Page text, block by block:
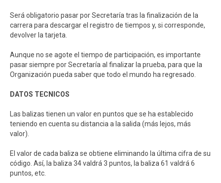
Será obligatorio pasar por Secretaría tras la finalización de la
carrera para descargar el registro de tiempos y, si corresponde,
devolver la tarjeta.
Aunque no se agote el tiempo de participación, es importante
pasar siempre por Secretaría al finalizar la prueba, para que la
Organización pueda saber que todo el mundo ha regresado.
DATOS TECNICOS
Las balizas tienen un valor en puntos que se ha establecido
teniendo en cuenta su distancia a la salida (más lejos, más
valor).
El valor de cada baliza se obtiene eliminando la última cifra de su
código. Así, la baliza 34 valdrá 3 puntos, la baliza 61 valdrá 6
puntos, etc.